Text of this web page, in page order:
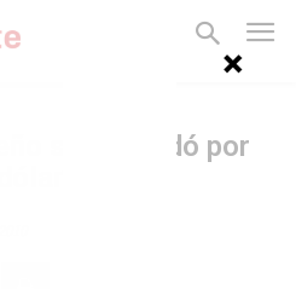
se endeudó por